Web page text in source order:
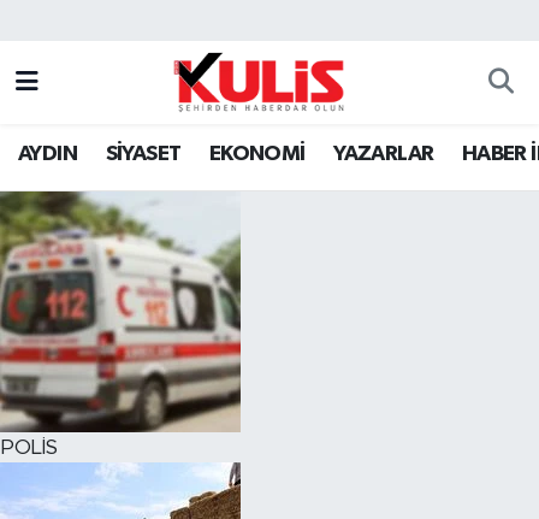
AYDIN SİYASET EKONOMİ YAZARLAR HABER
POLİS